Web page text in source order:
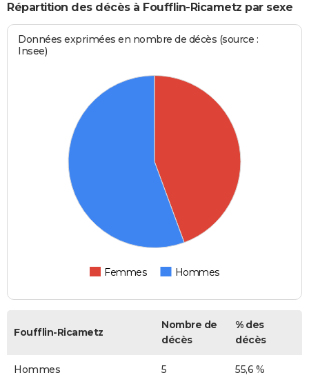
Répartition des décès à Foufflin-Ricametz par sexe
Données exprimées en nombre de décès (source :
Insee)
Femmes Hommes
Foufflin-Ricametz
Nombre de
décès
% des
décès
Hommes 5 55,6 %